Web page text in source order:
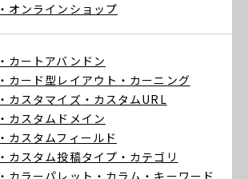
・オンラインショップ
・カートアバンドン
・カード型レイアウト ・カーニング
・カスタマイズ ・カスタムURL
・カスタムドメイン
・カスタムフィールド
・カスタム投稿タイプ ・カテゴリ
・カラーパレット ・カラム ・キーワード